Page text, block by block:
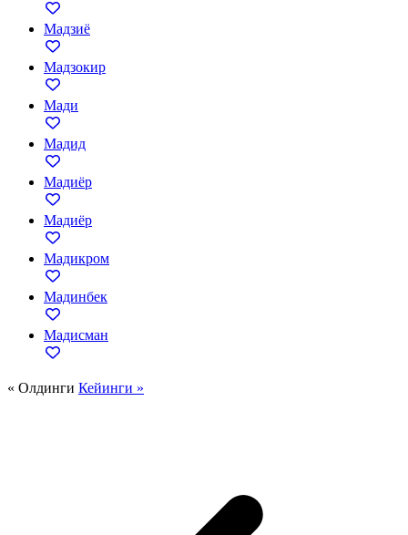
Мадзиё
Мадзокир
Мади
Мадид
Мадиёр
Мадиёр
Мадикром
Мадинбек
Мадисман
« Олдинги Кейинги »